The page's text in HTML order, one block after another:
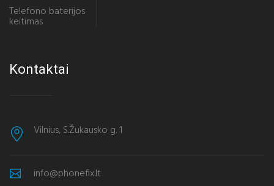
Telefono baterijos
keitimas
Kontaktai
Vilnius, S.Žukausko g. 1
info@phonefix.lt